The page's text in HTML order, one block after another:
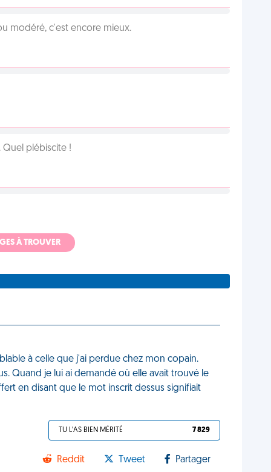
modéré, c'est encore mieux.
Quel plébiscite !
À TROUVER
à celle que j'ai perdue chez mon copain.
Quand je lui ai demandé où elle avait trouvé le
en disant que le mot inscrit dessus signifiait
TU L'AS BIEN MÉRITÉ 7 829
Reddit Tweet Partager